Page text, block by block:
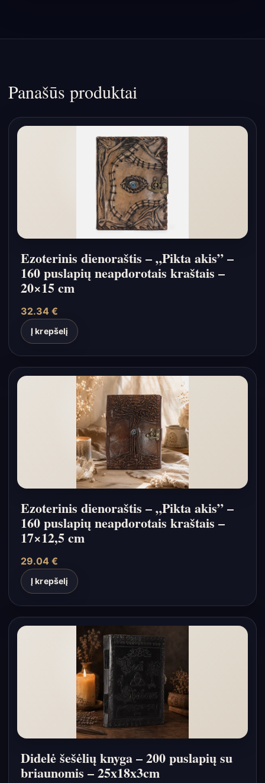
Panašūs produktai
Ezoterinis dienoraštis – „Pikta akis” –
160 puslapių neapdorotais kraštais –
20×15 cm
32.34 €
Į krepšelį
Ezoterinis dienoraštis – „Pikta akis” –
160 puslapių neapdorotais kraštais –
17×12,5 cm
29.04 €
Į krepšelį
Didelė šešėlių knyga – 200 puslapių su
briaunomis – 25x18x3cm